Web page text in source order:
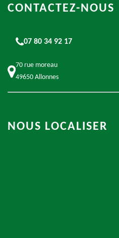
CONTACTEZ-NOUS
07 80 34 92 17
70 rue moreau
49650 Allonnes
NOUS LOCALISER